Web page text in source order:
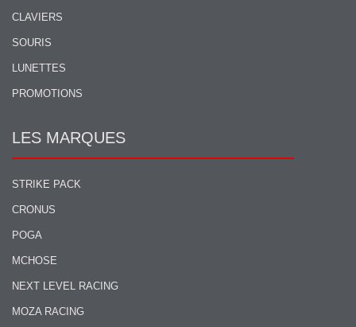
CLAVIERS
SOURIS
LUNETTES
PROMOTIONS
LES MARQUES
STRIKE PACK
CRONUS
POGA
MCHOSE
NEXT LEVEL RACING
MOZA RACING